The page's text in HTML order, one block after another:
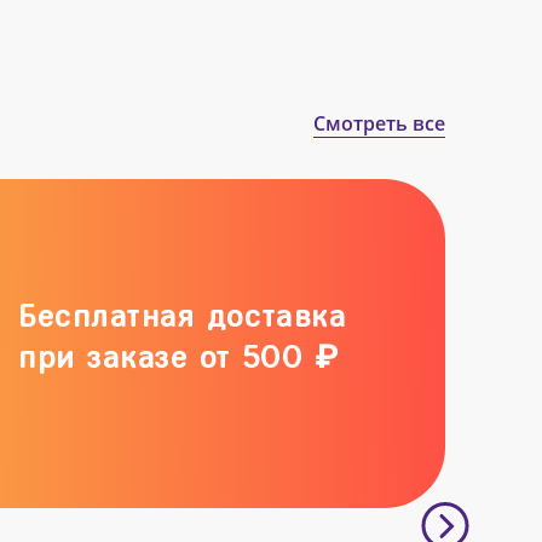
Смотреть все
Бесплатная доставка
при заказе от 500 ₽